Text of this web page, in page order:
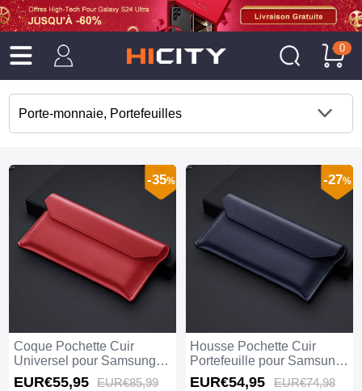
0
Porte-monnaie, Portefeuilles
Coque Pochette Cuir
Universel pour Samsung
Galaxy Z Fold2 5G Rouge
EUR€55,95 EUR€85,99
-35%
Housse Pochette Cuir
Portefeuille pour Samsung
Galaxy Z Fold4 5G Bleu
EUR€54,95 EUR€74,98
-27%